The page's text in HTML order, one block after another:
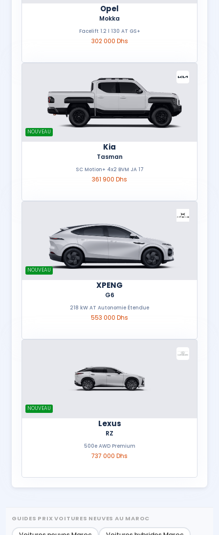
Opel
Mokka
Facelift 1.2 l 130 AT GS+
302 000 Dhs
NOUVEAU
Kia
Tasman
SC Motion+ 4x2 BVM JA 17
361 900 Dhs
NOUVEAU
XPENG
G6
218 kW AT Autonomie Étendue
553 000 Dhs
NOUVEAU
Lexus
RZ
500e AWD Premium
737 000 Dhs
GUIDES PRIX VOITURES NEUVES AU MAROC